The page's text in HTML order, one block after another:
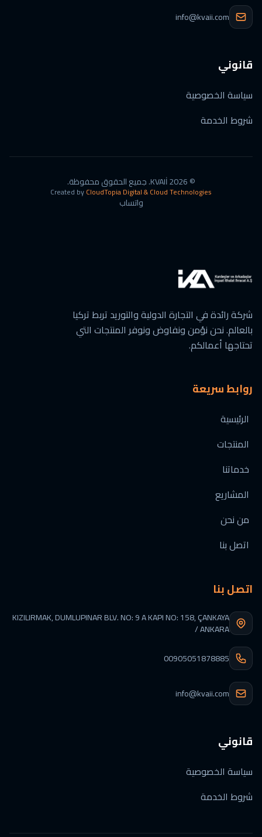
info@kvaii.com
قانوني
سياسة الخصوصية
شروط الخدمة
©
2026
KVAIİ. جميع الحقوق محفوظة.
Created byCloudTopia Digital & Cloud Technologies
واتساب
شركة رائدة في التجارة الدولية والتوريد تربط تركيا
بالعالم. نحن نؤمن ونفاوض ونوفر المنتجات التي
تحتاجها أعمالكم.
روابط سريعة
الرئيسية
المنتجات
خدماتنا
المشاريع
من نحن
اتصل بنا
اتصل بنا
KIZILIRMAK, DUMLUPINAR BLV. NO: 9 A KAPI NO: 158, ÇANKAYA
/ ANKARA
00905051878885
info@kvaii.com
قانوني
سياسة الخصوصية
شروط الخدمة